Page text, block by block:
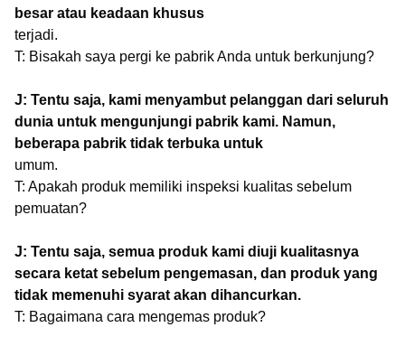
besar atau keadaan khusus
terjadi.
T: Bisakah saya pergi ke pabrik Anda untuk berkunjung?
J: Tentu saja, kami menyambut pelanggan dari seluruh
dunia untuk mengunjungi pabrik kami. Namun,
beberapa pabrik tidak terbuka untuk
umum.
T: Apakah produk memiliki inspeksi kualitas sebelum
pemuatan?
J: Tentu saja, semua produk kami diuji kualitasnya
secara ketat sebelum pengemasan, dan produk yang
tidak memenuhi syarat akan dihancurkan.
T: Bagaimana cara mengemas produk?